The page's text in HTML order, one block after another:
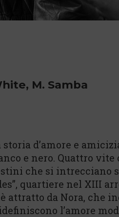
M. Samba
d’amore e
e nero. Quattro
che si intrecciano
quartiere nel XIII
attratto da Nora, che
l’amore